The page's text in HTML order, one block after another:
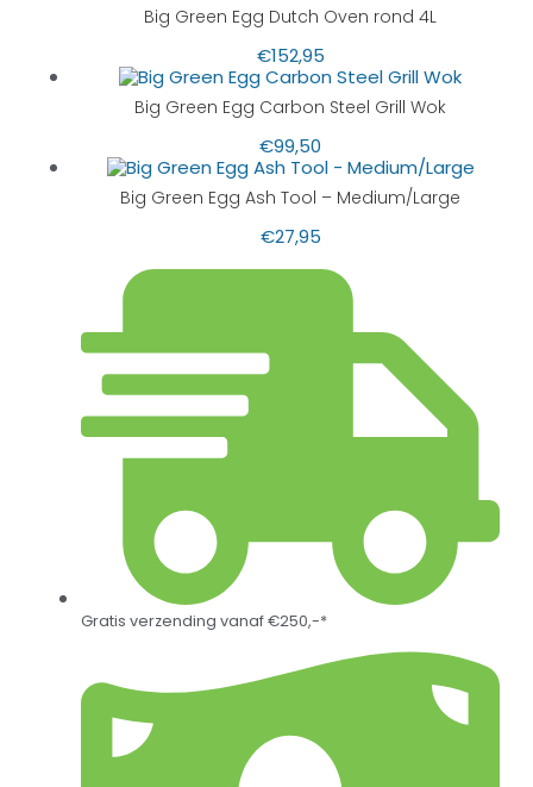
Big Green Egg Dutch Oven rond 4L
€152,95
Big Green Egg Carbon Steel Grill Wok
€99,50
Big Green Egg Ash Tool – Medium/Large
€27,95
Gratis verzending vanaf €250,-*